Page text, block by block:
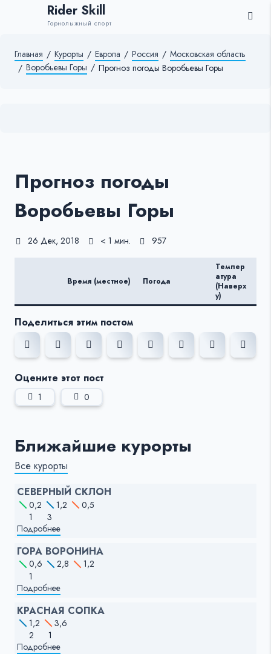
Rider Skill
Горнолыжный спорт
Главная / Курорты / Европа / Россия / Московская область
/ Воробьевы Горы / Прогноз погоды Воробьевы Горы
Прогноз погоды
Воробьевы Горы
26 Дек, 2018 < 1 мин. 957
Время (местное) Погода
Темпер
атура
(Наверх
у)
Поделиться этим постом
Оцените этот пост
1 0
Ближайшие курорты
Все курорты
СЕВЕРНЫЙ СКЛОН
0,2 1,2
0,5
1
3
Подробнее
ГОРА ВОРОНИНА
0,6 2,8
1,2
1
Подробнее
КРАСНАЯ СОПКА
1,2
3,6
2
1
Подробнее